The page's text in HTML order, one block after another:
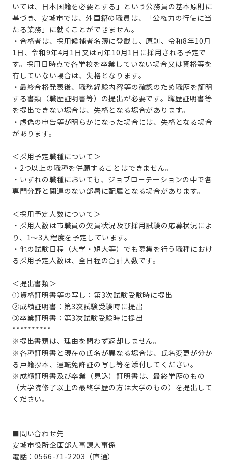
いては、日本国籍を必要とする」という公務員の基本原則に
基づき、安城市では、外国籍の職員は、「公権力の行使に当
たる業務」に就くことができません。
・合格者は、採用候補者名簿に登載し、原則、令和8年10月
1日、令和9年4月1日又は同年10月1日に採用される予定で
す。採用日時点で各学校を卒業していない場合又は資格等を
有していない場合は、失格となります。
・最終合格発表後、職務経験内容等の確認のため職歴を証明
する書類（職歴証明書等）の提出が必要です。職歴証明書等
を提出できない場合は、失格となる場合があります。
・虚偽の申告等が明らかになった場合には、失格となる場合
があります。
＜採用予定職種について＞
・2つ以上の職種を併願することはできません。
・いずれの職種においても、ジョブローテーションの中で各
専門分野と関連のない部署に配属となる場合があります。
＜採用予定人数について＞
・ 採用人数は市職員の欠員状況及び採用試験の応募状況によ
り、1～3人程度を予定しています。
・他の試験日程（大学・短大等）でも募集を行う職種におけ
る採用予定人数は、全日程の合計人数です。
＜提出書類＞
①資格証明書等の写し：第3次試験受験時に提出
②成績証明書：第3次試験受験時に提出
③卒業証明書：第3次試験受験時に提出
**********
※提出書類は、理由を問わず返却しません。
※各種証明書と現在の氏名が異なる場合は、氏名変更が分か
る戸籍抄本、運転免許証の写し等を添付してください。
※成績証明書及び卒業（見込）証明書は、最終学歴のもの
（大学院修了以上の最終学歴の方は大学のもの）を提出して
ください。
■問い合わせ先
安城市役所企画部人事課人事係
電話：0566-71-2203（直通）